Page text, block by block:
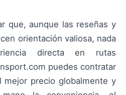
que, aunque las reseñas y
orientación valiosa, nada
directa en rutas
puedes contratar
mejor precio globalmente y